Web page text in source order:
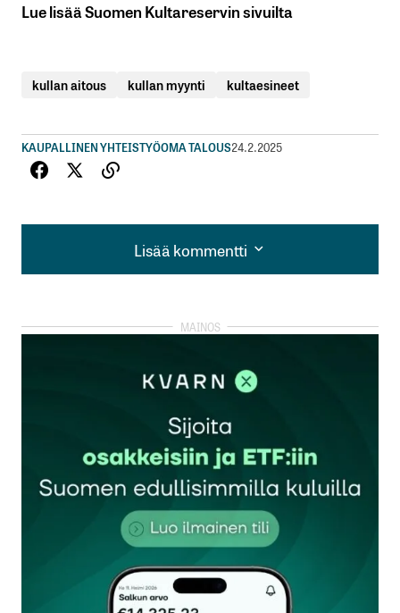
Lue lisää Suomen Kultareservin sivuilta
kullan aitous kullan myynti kultaesineet
KAUPALLINEN YHTEISTYÖOMA TALOUS24.2.2025
Lisää kommentti
Lisää kommentti
kirjautua
rekisteröityä
Sähköpostiosoitettasi ei julkaista.Pakolliset
kentät on merkitty*
Kommentti*